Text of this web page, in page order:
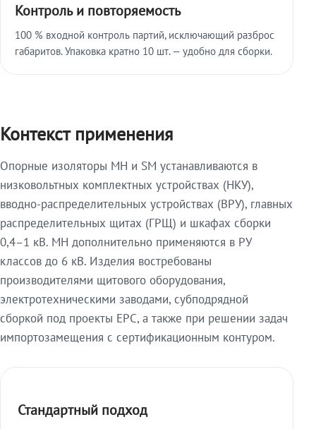
Контроль и повторяемость
100 % входной контроль партий, исключающий разброс
габаритов. Упаковка кратно 10 шт. — удобно для сборки.
Контекст применения
Опорные изоляторы МН и SM устанавливаются в
низковольтных комплектных устройствах (НКУ),
вводно-распределительных устройствах (ВРУ), главных
распределительных щитах (ГРЩ) и шкафах сборки
0,4–1 кВ. МН дополнительно применяются в РУ
классов до 6 кВ. Изделия востребованы
производителями щитового оборудования,
электротехническими заводами, субподрядной
сборкой под проекты EPC, а также при решении задач
импортозамещения с сертификационным контуром.
Стандартный подход